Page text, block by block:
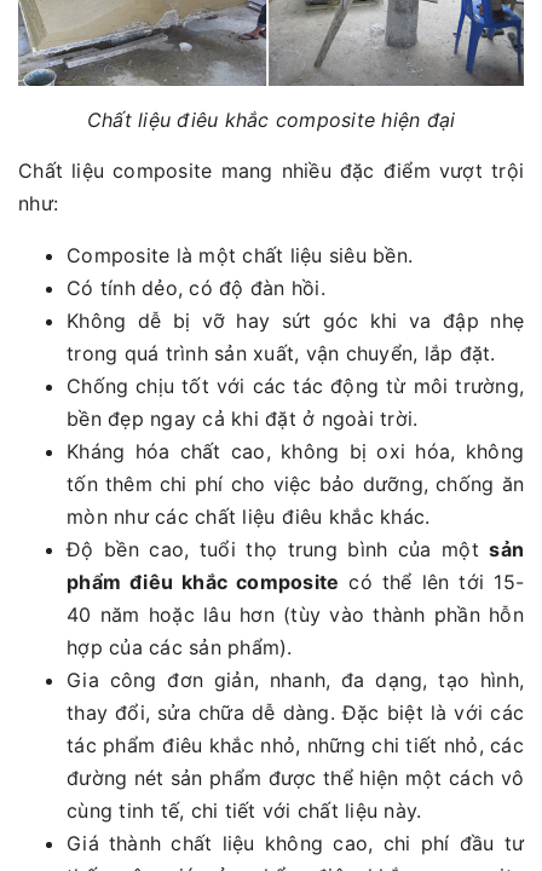
Chất liệu điêu khắc composite hiện đại
Chất liệu composite mang nhiều đặc điểm vượt trội
như:
Composite là một chất liệu siêu bền.
Có tính dẻo, có độ đàn hồi.
Không dễ bị vỡ hay sứt góc khi va đập nhẹ
trong quá trình sản xuất, vận chuyển, lắp đặt.
Chống chịu tốt với các tác động từ môi trường,
bền đẹp ngay cả khi đặt ở ngoài trời.
Kháng hóa chất cao, không bị oxi hóa, không
tốn thêm chi phí cho việc bảo dưỡng, chống ăn
mòn như các chất liệu điêu khắc khác.
Độ bền cao, tuổi thọ trung bình của mộtsản
phẩm điêu khắc composite có thể lên tới 15-
40 năm hoặc lâu hơn (tùy vào thành phần hỗn
hợp của các sản phẩm).
Gia công đơn giản, nhanh, đa dạng, tạo hình,
thay đổi, sửa chữa dễ dàng. Đặc biệt là với các
tác phẩm điêu khắc nhỏ, những chi tiết nhỏ, các
đường nét sản phẩm được thể hiện một cách vô
cùng tinh tế, chi tiết với chất liệu này.
Giá thành chất liệu không cao, chi phí đầu tư